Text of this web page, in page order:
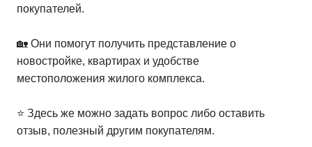
покупателей.
🏡 Они помогут получить представление о
новостройке, квартирах и удобстве
местоположения жилого комплекса.
⭐️ Здесь же можно задать вопрос либо оставить
отзыв, полезный другим покупателям.